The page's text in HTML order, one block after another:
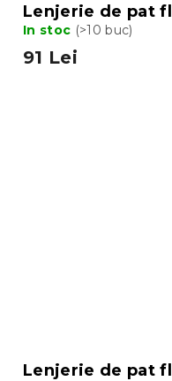
Lenjerie de pat
In stoc (>10 buc)
91 Lei
Lenjerie de pat